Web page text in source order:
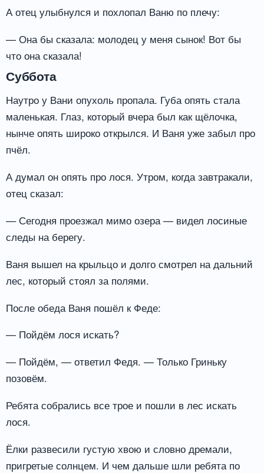
А отец улыбнулся и похлопал Ваню по плечу:
— Она бы сказала: молодец у меня сынок! Вот бы
что она сказала!
Суббота
Наутро у Вани опухоль пропала. Губа опять стала
маленькая. Глаз, который вчера был как щёлочка,
нынче опять широко открылся. И Ваня уже забыл про
пчёл.
А думал он опять про лося. Утром, когда завтракали,
отец сказал:
— Сегодня проезжал мимо озера — видел лосиные
следы на берегу.
Ваня вышел на крыльцо и долго смотрел на дальний
лес, который стоял за полями.
После обеда Ваня пошёл к Феде:
— Пойдём лося искать?
— Пойдём, — ответил Федя. — Только Гриньку
позовём.
Ребята собрались все трое и пошли в лес искать
лося.
Ёлки развесили густую хвою и словно дремали,
пригретые солнцем. И чем дальше шли ребята по